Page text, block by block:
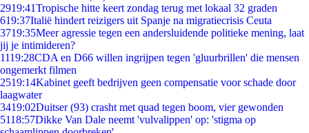
2919:41Tropische hitte keert zondag terug met lokaal 32 graden
619:37Italië hindert reizigers uit Spanje na migratiecrisis Ceuta
3719:35Meer agressie tegen een andersluidende politieke mening, laat
jij je intimideren?
1119:28CDA en D66 willen ingrijpen tegen 'gluurbrillen' die mensen
ongemerkt filmen
2519:14Kabinet geeft bedrijven geen compensatie voor schade door
laagwater
3419:02Duitser (93) crasht met quad tegen boom, vier gewonden
5118:57Dikke Van Dale neemt 'vulvalippen' op: 'stigma op